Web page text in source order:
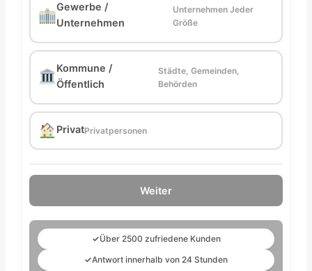
Gewerbe /
Unternehmen
Unternehmen Jeder
Größe
Kommune /
Öffentlich
Städte, Gemeinden,
Behörden
PrivatPrivatpersonen
Weiter
✓Über 2500 zufriedene Kunden
✓Antwort innerhalb von 24 Stunden